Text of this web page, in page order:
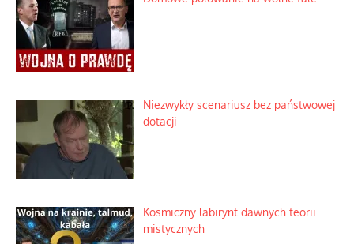
Niezwykły scenariusz bez państwowej
dotacji
Kosmiczny labirynt dawnych teorii
mistycznych